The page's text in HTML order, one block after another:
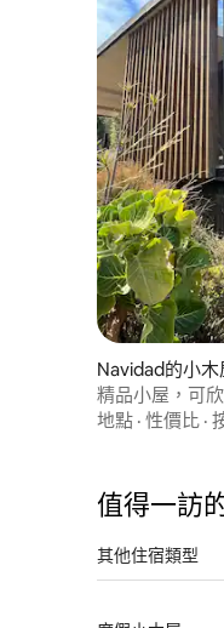
Navidad的小木
精品小屋，可
地點 · 性價比 ·
值得一訪
其他住宿類型